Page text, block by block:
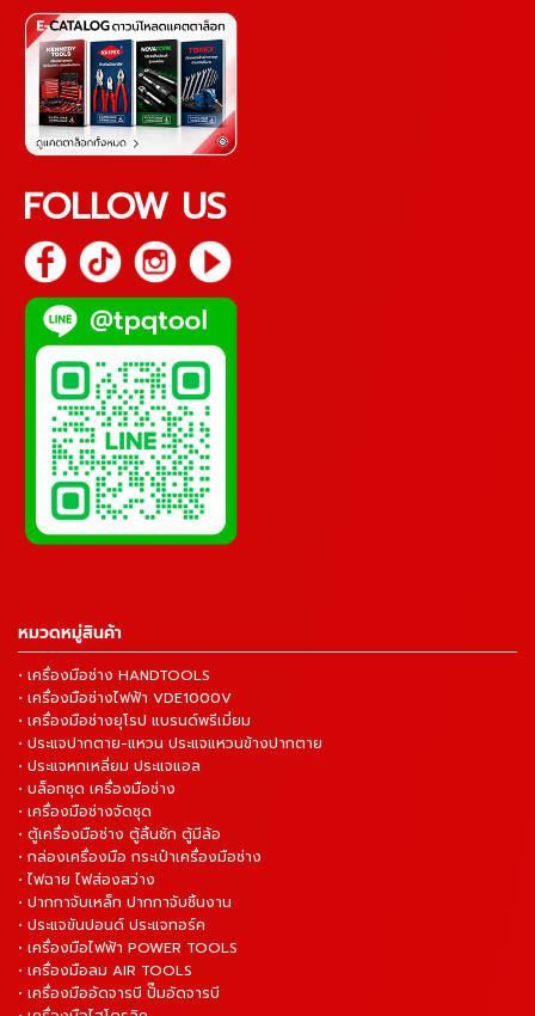
FOLLOW US
หมวดหมู่สินค้า
• เครื่องมือช่าง HANDTOOLS
• เครื่องมือช่างไฟฟ้า VDE1000V
• เครื่องมือช่างยุโรป แบรนด์พรีเมี่ยม
• ประแจปากตาย-แหวน ประแจแหวนข้างปากตาย
• ประแจหกเหลี่ยม ประแจแอล
• บล็อกชุด เครื่องมือช่าง
• เครื่องมือช่างจัดชุด
• ตู้เครื่องมือช่าง ตู้ลิ้นชัก ตู้มีล้อ
• กล่องเครื่องมือ กระเป๋าเครื่องมือช่าง
• ไฟฉาย ไฟส่องสว่าง
• ปากกาจับเหล็ก ปากกาจับชิ้นงาน
• ประแจขันปอนด์ ประแจทอร์ค
• เครื่องมือไฟฟ้า POWER TOOLS
• เครื่องมือลม AIR TOOLS
• เครื่องมืออัดจารบี ปั๊มอัดจารบี